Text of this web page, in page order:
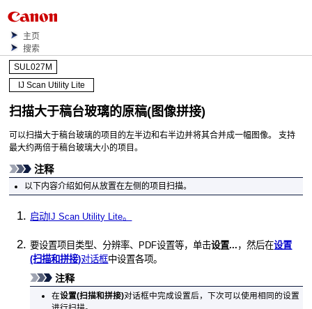
主页
搜索
SUL027M
IJ Scan Utility Lite
扫描大于稿台玻璃的原稿(图像拼接)
可以扫描大于稿台玻璃的项目的左半边和右半边并将其合并成一幅图像。
支持
最大约两倍于稿台玻璃大小的项目。
注释
以下内容介绍如何从放置在左侧的项目扫描。
启动 IJ Scan Utility Lite。
要设置项目类型、分辨率、 PDF设置等，单击设置... ，然后在设置
(扫描和拼接)对话框中设置各项。
注释
在设置(扫描和拼接)对话框中完成设置后，下次可以使用相同的设置
进行扫描。